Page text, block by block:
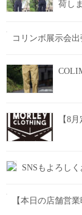
荷し
コリンボ展示会
【8
SNSもよろしく
【本日の店舗営